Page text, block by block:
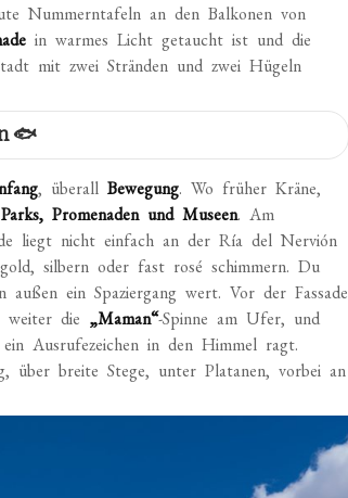
Nummerntafeln an den Balkonen von
in warmes Licht getaucht ist und die
mit zwei Stränden und zwei Hügeln
🐟
, überallBewegung. Wo früher Kräne,
Parks, Promenaden und Museen. Am
liegt nicht einfach an der Ría del Nervión
silbern oder fast rosé schimmern. Du
ein Spaziergang wert. Vor der Fassade
weiter die „Maman“-Spinne am Ufer, und
Ausrufezeichen in den Himmel ragt.
über breite Stege, unter Platanen, vorbei an